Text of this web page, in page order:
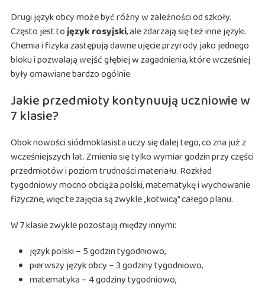
Drugi język obcy może być różny w zależności od szkoły.
Często jest tojęzyk rosyjski, ale zdarzają się też inne języki.
Chemia i fizyka zastępują dawne ujęcie przyrody jako jednego
bloku i pozwalają wejść głębiej w zagadnienia, które wcześniej
były omawiane bardzo ogólnie.
Jakie przedmioty kontynuują uczniowie w
7 klasie?
Obok nowości siódmoklasista uczy się dalej tego, co zna już z
wcześniejszych lat. Zmienia się tylko wymiar godzin przy części
przedmiotów i poziom trudności materiału. Rozkład
tygodniowy mocno obciąża polski, matematykę i wychowanie
fizyczne, więc te zajęcia są zwykle „kotwicą” całego planu.
W 7 klasie zwykle pozostają między innymi:
język polski – 5 godzin tygodniowo,
pierwszy język obcy – 3 godziny tygodniowo,
matematyka – 4 godziny tygodniowo,